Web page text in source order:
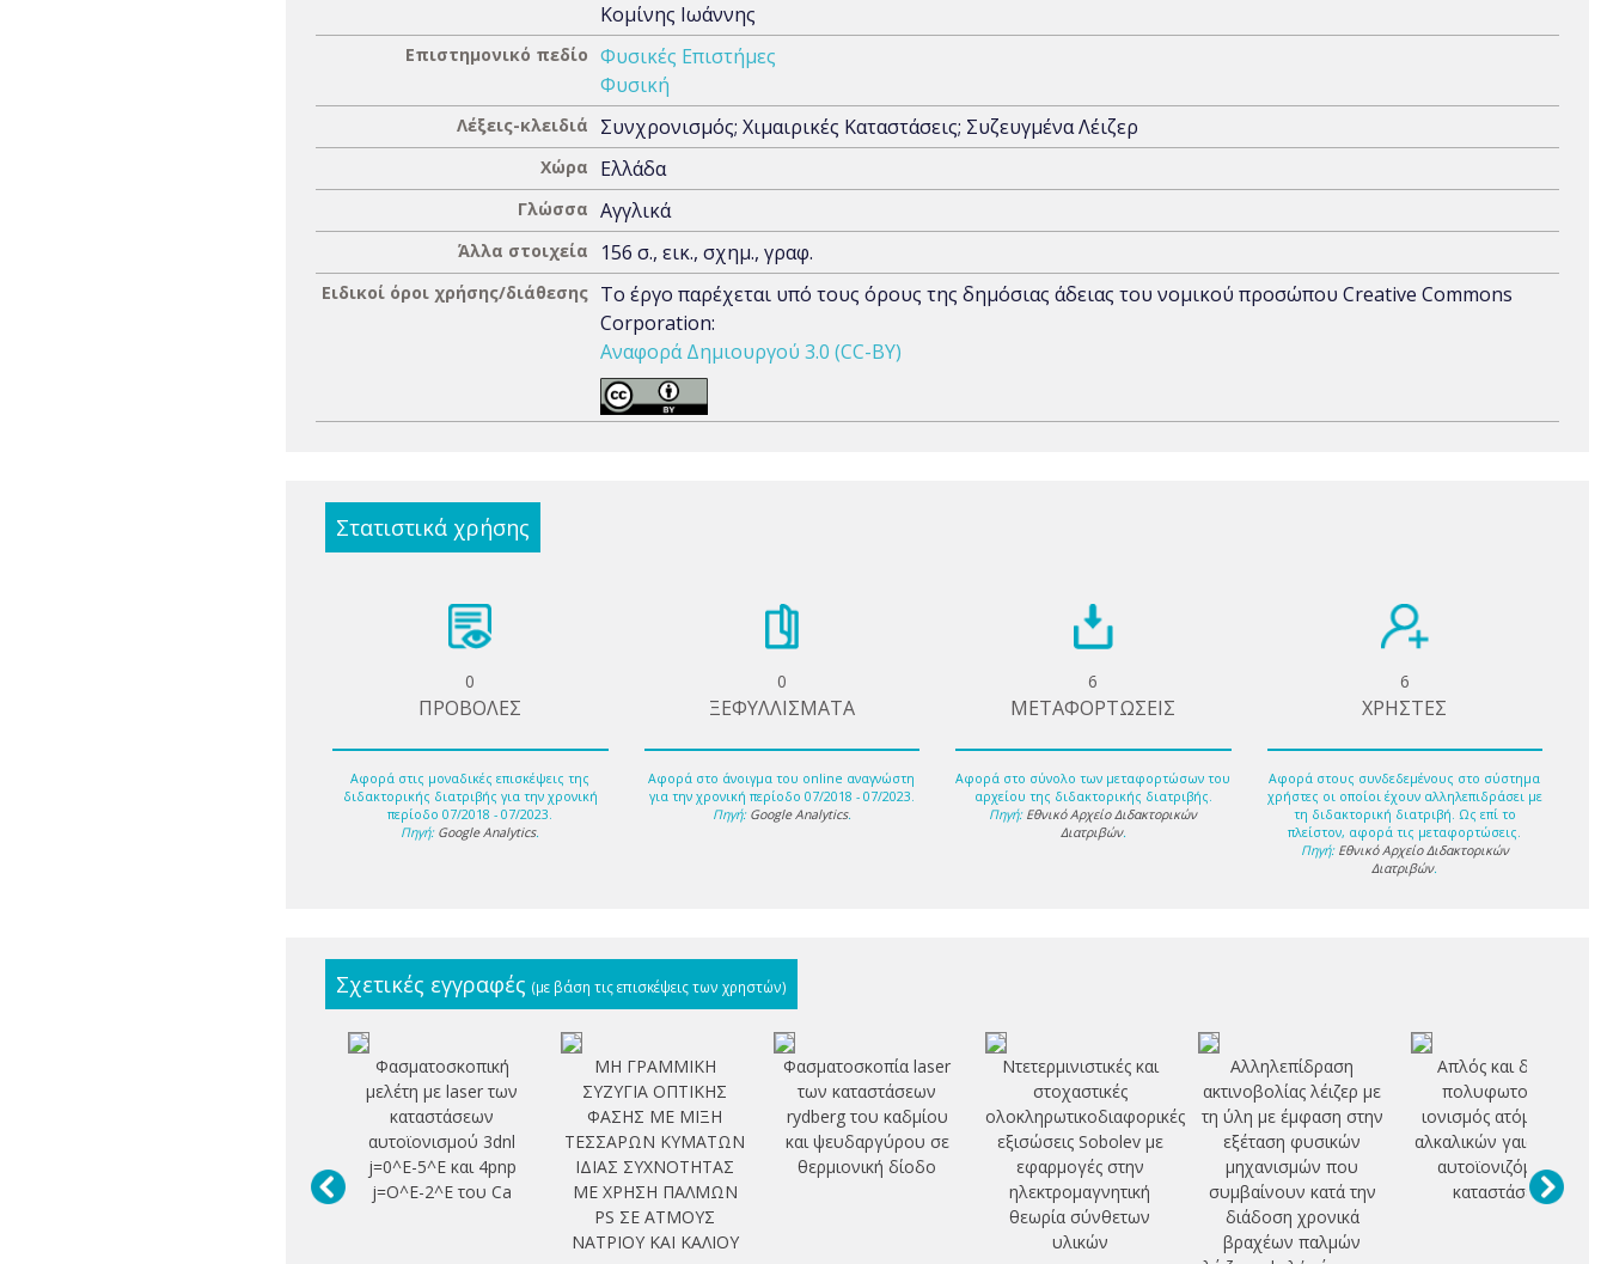
Κομίνης Ιωάννης
Επιστημονικό πεδίο Φυσικές Επιστήμες
Φυσική
Λέξεις-κλειδιά Συνχρονισμός; Χιμαιρικές Καταστάσεις; Συζευγμένα Λέιζερ
Χώρα Ελλάδα
Γλώσσα Αγγλικά
Άλλα στοιχεία 156 σ., εικ., σχημ., γραφ.
Ειδικοί όροι χρήσης/διάθεσης Το έργο παρέχεται υπό τους όρους της δημόσιας άδειας του νομικού προσώπου Creative Commons
Corporation:
Αναφορά Δημιουργού 3.0 (CC-BY)
Στατιστικά χρήσης
0
ΠΡΟΒΟΛΕΣ
Αφορά στις μοναδικές επισκέψεις της
διδακτορικής διατριβής για την χρονική
περίοδο 07/2018 - 07/2023.
Πηγή: Google Analytics.
0
ΞΕΦΥΛΛΙΣΜΑΤΑ
Αφορά στο άνοιγμα του online αναγνώστη
για την χρονική περίοδο 07/2018 - 07/2023.
Πηγή: Google Analytics.
6
ΜΕΤΑΦΟΡΤΩΣΕΙΣ
Αφορά στο σύνολο των μεταφορτώσων του
αρχείου της διδακτορικής διατριβής.
Πηγή: Εθνικό Αρχείο Διδακτορικών
Διατριβών.
6
ΧΡΗΣΤΕΣ
Αφορά στους συνδεδεμένους στο σύστημα
χρήστες οι οποίοι έχουν αλληλεπιδράσει με
τη διδακτορική διατριβή. Ως επί το
πλείστον, αφορά τις μεταφορτώσεις.
Πηγή: Εθνικό Αρχείο Διδακτορικών
Διατριβών.
Σχετικές εγγραφές (με βάση τις επισκέψεις των χρηστών)
Φασματοσκοπική
μελέτη με laser των
καταστάσεων
αυτοϊονισμού 3dnl
j=0^E-5^E και 4pnp
j=O^E-2^E του Ca
ΜΗ ΓΡΑΜΜΙΚΗ
ΣΥΖΥΓΙΑ ΟΠΤΙΚΗΣ
ΦΑΣΗΣ ΜΕ ΜΙΞΗ
ΤΕΣΣΑΡΩΝ ΚΥΜΑΤΩΝ
ΙΔΙΑΣ ΣΥΧΝΟΤΗΤΑΣ
ΜΕ ΧΡΗΣΗ ΠΑΛΜΩΝ
PS ΣΕ ΑΤΜΟΥΣ
ΝΑΤΡΙΟΥ ΚΑΙ ΚΑΛΙΟΥ
Φασματοσκοπία laser
των καταστάσεων
rydberg του καδμίου
και ψευδαργύρου σε
θερμιονική δίοδο
Ντετερμινιστικές και
στοχαστικές
ολοκληρωτικοδιαφορικές
εξισώσεις Sobolev με
εφαρμογές στην
ηλεκτρομαγνητική
θεωρία σύνθετων
υλικών
Αλληλεπίδραση
ακτινοβολίας λέιζερ με
τη ύλη με έμφαση στην
εξέταση φυσικών
μηχανισμών που
συμβαίνουν κατά την
διάδοση χρονικά
βραχέων παλμών
Απλός και διπλός
πολυφωτονικός
ιονισμός ατόμων των
αλκαλικών γαιών μέσω
αυτοϊονιζόμενων
καταστάσεων